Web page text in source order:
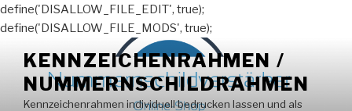
define('DISALLOW_FILE_EDIT', true);
define('DISALLOW_FILE_MODS', true);
Inhalt
springen
KENNZEICHENRAHMEN /
NUMMERNSCHILDRAHMEN
Kennzeichenrahmen individuell bedrucken lassen und als